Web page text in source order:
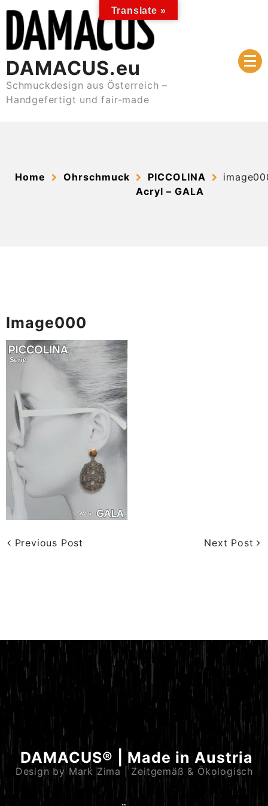
content
DAMACUS.eu
Schmuckdesign aus Österreich –
Handgefertigt und fair-made
Home Ohrschmuck
PICCOLINA
Acryl – GALA
Image000
Previous Post Next Post
DAMACUS® | Made in Austria
Design by Mark Zima | Zeitgemäß & Ökologisch
Translate »